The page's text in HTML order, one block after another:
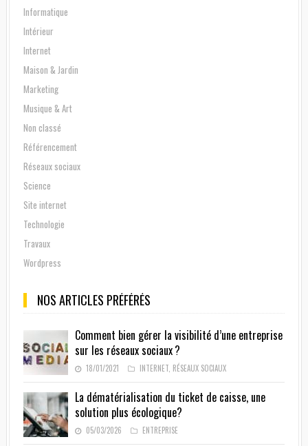
Informatique
Intérieur
Internet
Maison & Jardin
Marketing
Musique & Art
Non classé
Référencement
Réseaux sociaux
Science
Site internet
Technologie
Travaux
Wordpress
NOS ARTICLES PRÉFÉRÉS
Comment bien gérer la visibilité d’une entreprise
sur les réseaux sociaux ?
18/01/2021 INTERNET, RÉSEAUX SOCIAUX
La dématérialisation du ticket de caisse, une
solution plus écologique?
05/03/2026 ENTREPRISE